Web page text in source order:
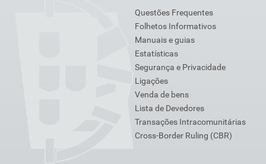
Questões Frequentes
Folhetos Informativos
Manuais e guias
Estatísticas
Segurança e Privacidade
Ligações
Venda de bens
Lista de Devedores
Transações Intracomunitárias
Cross-Border Ruling (CBR)